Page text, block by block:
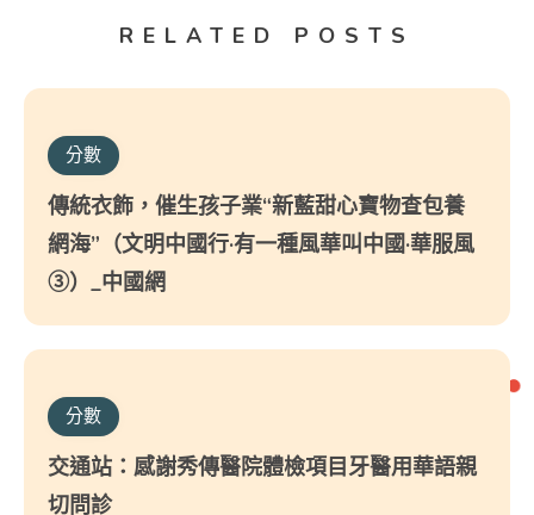
RELATED POSTS
分數
傳統衣飾，催生孩子業“新藍甜心寶物查包養
網海”（文明中國行·有一種風華叫中國·華服風
③）_中國網
分數
交通站：感謝秀傳醫院體檢項目牙醫用華語親
切問診